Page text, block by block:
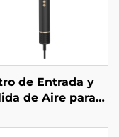
de Entrada y
de Aire para
Velocidad con